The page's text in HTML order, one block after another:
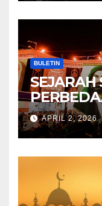
BULETIN
SEJARAH SYI’AH DAN
ANTARA
APRIL 2, 2026